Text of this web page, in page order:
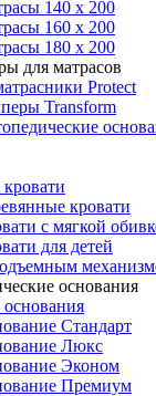
140 x 200
160 x 200
180 x 200
для матрасов
Protect
Transform
кровати
с мягкой
для детей
основания
основания
Стандарт
Люкс
Эконом
Премиум